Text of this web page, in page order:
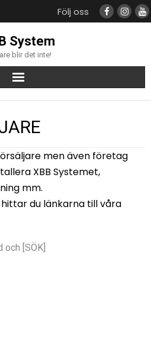
Följ oss
System
blir det inte!
men även företag
XBB Systemet,
mm.
du länkarna till våra
[SÖK]